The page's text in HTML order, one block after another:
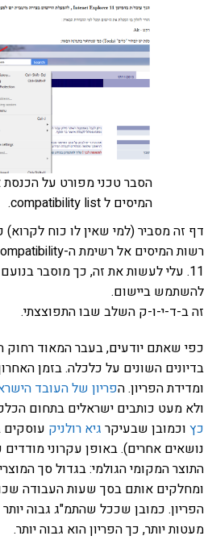
הסבר טכני מפורט על
המיסים ל compatibility list.
דף זה מסביר (למי שאין לו כוח לקרוא)
11. עלי לעשות את זה, כך מוסבר
להשתמש ביישום.
זה ב-ד-י-ו-ק השלב שבו התפוצצתי.
כפי שאתם יודעים, בעבר המאוד רחוק
בדיונים השונים על כלכלה. בזמן
ומדידת הפריון. הפריון של העובד
ולא מעט כותבים ישראלים בתחום
כץ וכמובן שבעיקר גיא רולניק עוסקים
נושאים אחרים). באופן עקרוני
התוצר המקומי הגולמי: בגדול סך
ומחלקים אותם בסך שעות העבודה
הפריון. כמובן שככל שהתמ"ג גבוה
מעטות יותר, כך הפריון הוא גבוה יותר.